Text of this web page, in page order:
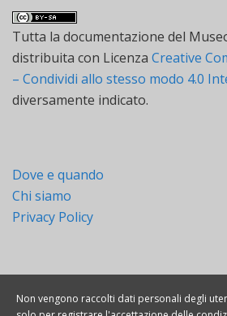
Tutta la documentazione del
distribuita con Licenza Creative
– Condividi allo stesso modo 4.0
diversamente indicato.
Dove e quando
Chi siamo
Privacy Policy
Non vengono raccolti dati personali degli